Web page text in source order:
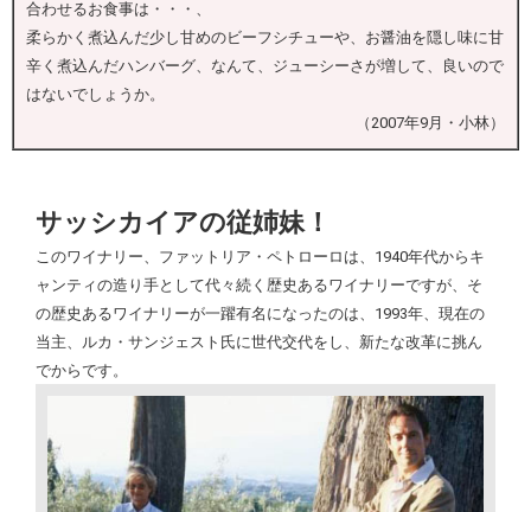
合わせるお食事は・・・、
柔らかく煮込んだ少し甘めのビーフシチューや、お醤油を隠し味に甘
辛く煮込んだハンバーグ、なんて、ジューシーさが増して、良いので
はないでしょうか。
（2007年9月・小林）
サッシカイアの従姉妹！
このワイナリー、ファットリア・ペトローロは、1940年代からキ
ャンティの造り手として代々続く歴史あるワイナリーですが、そ
の歴史あるワイナリーが一躍有名になったのは、1993年、現在の
当主、ルカ・サンジェスト氏に世代交代をし、新たな改革に挑ん
でからです。